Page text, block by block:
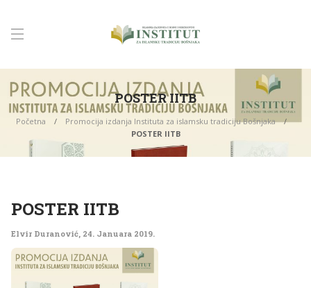
POSTER IITB
Početna
Promocija izdanja Instituta za islamsku tradiciju Bošnjaka
POSTER IITB
POSTER IITB
Elvir Duranović, 24. Januara 2019.